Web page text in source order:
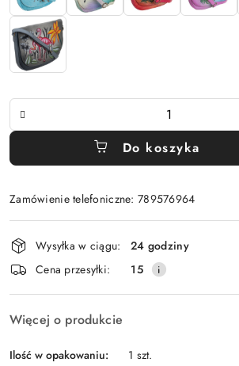
Ilość
Do koszyka
Zamówienie telefoniczne: 789576964
Wyślij
Dostępność
i
dostawa
Wysyłka w ciągu:
24 godziny
Cena przesyłki:
15
Więcej o produkcie
Ilość w opakowaniu: 1 szt.